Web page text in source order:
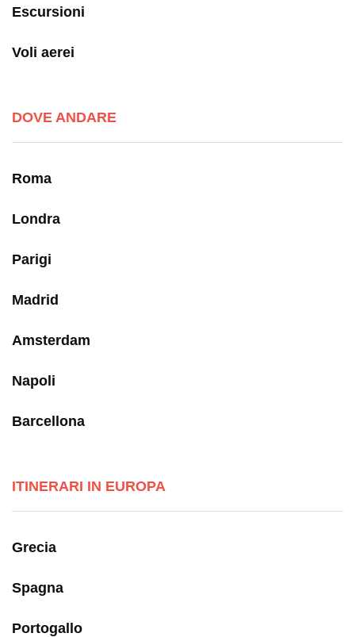
Escursioni
Voli aerei
DOVE ANDARE
Roma
Londra
Parigi
Madrid
Amsterdam
Napoli
Barcellona
ITINERARI IN EUROPA
Grecia
Spagna
Portogallo